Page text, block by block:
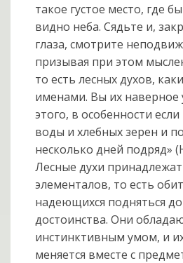
такое густое место, где
видно неба. Сядьте и,
глаза, смотрите
призывая при этом
то есть лесных духов,
именами. Вы их наверное
этого, в особенности
воды и хлебных зерен и
несколько дней подряд»
Лесные духи принадлежат
элементалов, то есть
надеющихся подняться
достоинства. Они
инстинктивным умом, и
меняется вместе с